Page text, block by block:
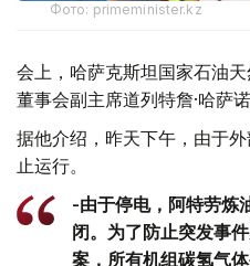
Фото: primeminister.kz
会上，哈萨克斯坦国家石油
董事会副主席道列特詹·哈萨
据他介绍，昨天下午，由于
止运行。
-由于停电，阿特劳炼
闭。为了防止突发事
案，所有机组碳氢气